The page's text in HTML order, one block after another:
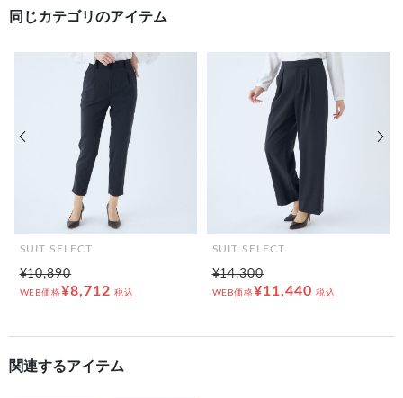
同じカテゴリのアイテム
SUIT SELECT
¥10,890
WEB価格¥8,712 税込
SUIT SELECT
¥14,300
WEB価格¥11,440 税込
前の画像
関連するアイテム